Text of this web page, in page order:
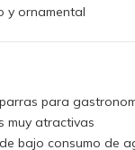
y ornamental
para
muy atractivas
bajo consumo de